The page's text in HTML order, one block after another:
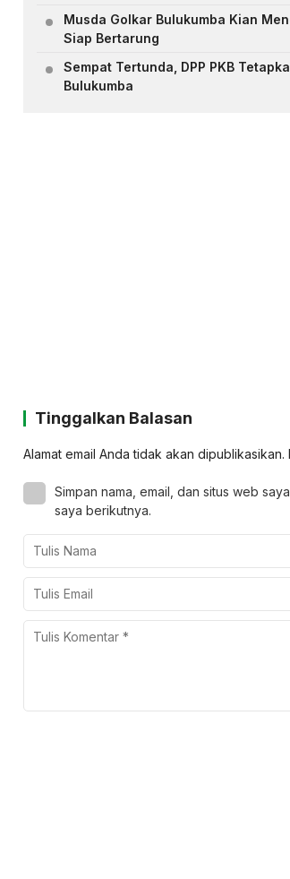
Musda Golkar Bulukumba Kian
Siap Bertarung
Sempat Tertunda, DPP PKB
Bulukumba
Tinggalkan Balasan
Alamat email Anda tidak akan dipublikasikan.
Simpan nama, email, dan situs web
saya berikutnya.